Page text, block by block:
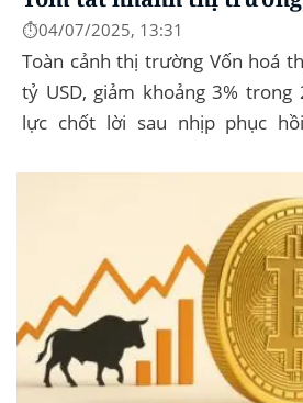
⏱️04/07/2025, 13:31
Toàn cảnh thị trường Vốn hoá
tỷ USD, giảm khoảng 3% trong
lực chốt lời sau nhịp phục